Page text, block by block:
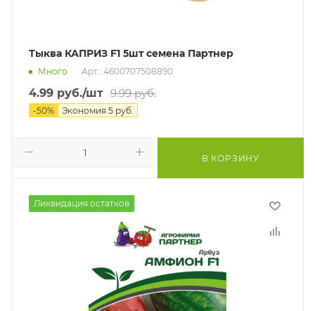
Тыква КАПРИЗ F1 5шт семена Партнер
Много Арт.: 4600707508890
4.99 руб./шт 9.99руб.
-50% Экономия 5 руб.
В КОРЗИНУ
Ликвидация остатков